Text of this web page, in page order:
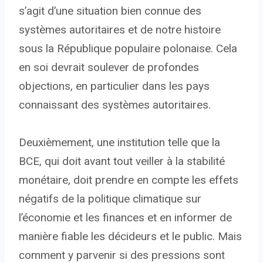
s’agit d’une situation bien connue des
systèmes autoritaires et de notre histoire
sous la République populaire polonaise. Cela
en soi devrait soulever de profondes
objections, en particulier dans les pays
connaissant des systèmes autoritaires.
Deuxièmement, une institution telle que la
BCE, qui doit avant tout veiller à la stabilité
monétaire, doit prendre en compte les effets
négatifs de la politique climatique sur
l’économie et les finances et en informer de
manière fiable les décideurs et le public. Mais
comment y parvenir si des pressions sont